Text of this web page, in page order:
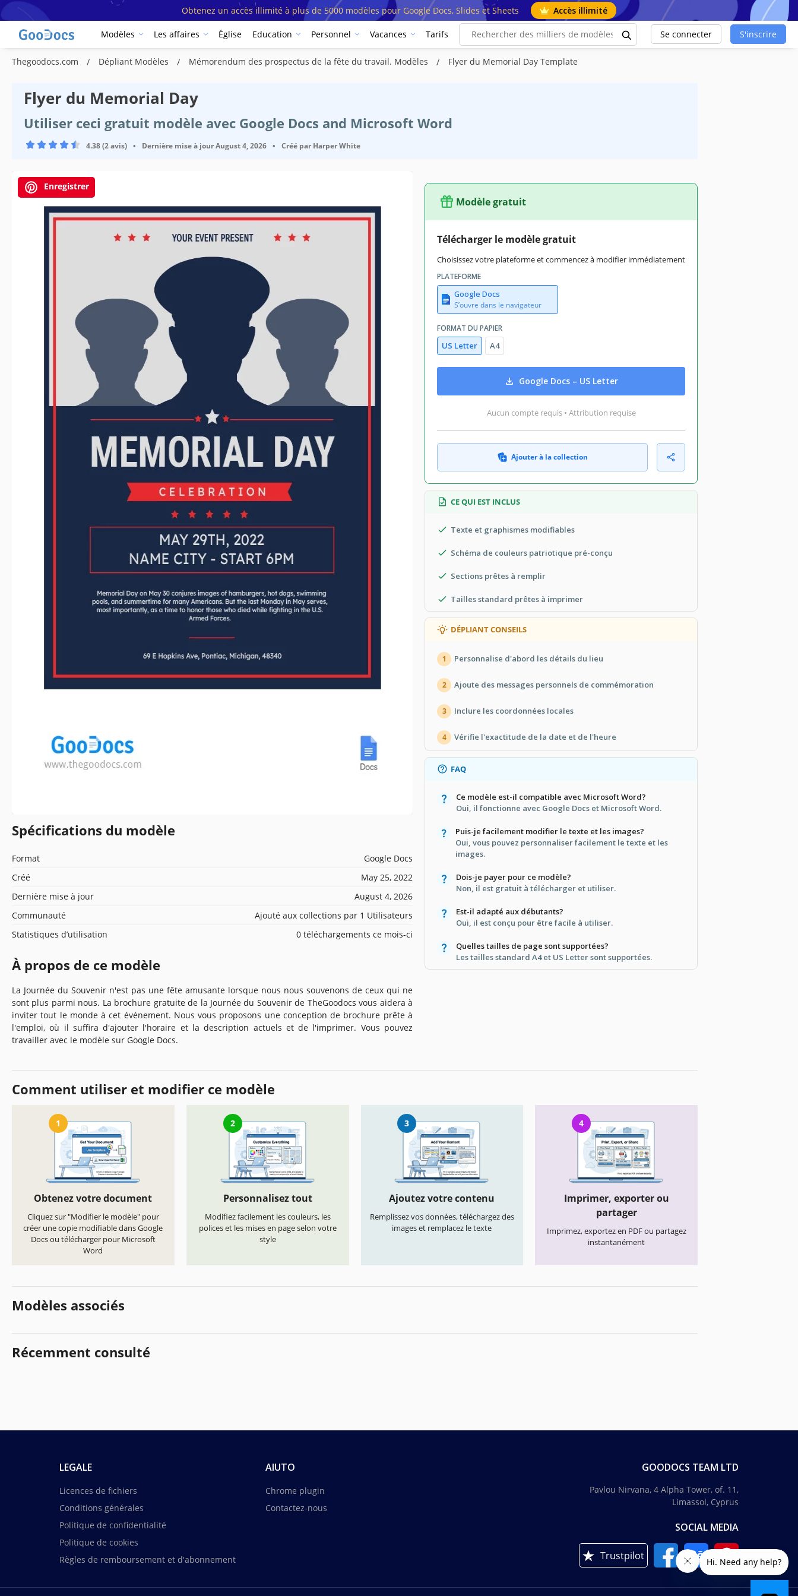
Obtenez un accès illimité à plus de 5000 modèles pour Google Docs, Slides et Sheets Accès illimité
Modèles Les affaires Église Education Personnel Vacances Tarifs Se connecter S'inscrire
Thegoodocs.com Dépliant Modèles Mémorendum des prospectus de la fête du travail. Modèles Flyer du Memorial Day Template
Flyer du Memorial Day
Utiliser ceci gratuit modèle avec Google Docs and Microsoft Word
4.38 (2 avis) • Dernière mise à jourAugust 4, 2026 • Créé par Harper White
Enregistrer
Spécifications du modèle
Format
Google Docs
Créé
May 25, 2022
Dernière mise à jour
August 4, 2026
Communauté
Ajouté aux collections par 1 Utilisateurs
Statistiques d’utilisation
0 téléchargements ce mois-ci
À propos de ce modèle
La Journée du Souvenir n'est pas une fête amusante lorsque nous nous souvenons de ceux qui ne
sont plus parmi nous. La brochure gratuite de la Journée du Souvenir de TheGoodocs vous aidera à
inviter tout le monde à cet événement. Nous vous proposons une conception de brochure prête à
l'emploi, où il suffira d'ajouter l'horaire et la description actuels et de l'imprimer. Vous pouvez
travailler avec le modèle sur Google Docs.
Modèle gratuit
Télécharger le modèle gratuit
Choisissez votre plateforme et commencez à modifier immédiatement
PLATEFORME
Google Docs
S’ouvre dans le navigateur
FORMAT DU PAPIER
US Letter A4
Google Docs – US Letter
Aucun compte requis • Attribution requise
Ajouter à la collection
CE QUI EST INCLUS
Texte et graphismes modifiables
Schéma de couleurs patriotique pré-conçu
Sections prêtes à remplir
Tailles standard prêtes à imprimer
DÉPLIANT CONSEILS
1 Personnalise d'abord les détails du lieu
2 Ajoute des messages personnels de commémoration
3 Inclure les coordonnées locales
4 Vérifie l'exactitude de la date et de l'heure
FAQ
Ce modèle est-il compatible avec Microsoft Word?
Oui, il fonctionne avec Google Docs et Microsoft Word.
Puis-je facilement modifier le texte et les images?
Oui, vous pouvez personnaliser facilement le texte et les
images.
Dois-je payer pour ce modèle?
Non, il est gratuit à télécharger et utiliser.
Est-il adapté aux débutants?
Oui, il est conçu pour être facile à utiliser.
Quelles tailles de page sont supportées?
Les tailles standard A4 et US Letter sont supportées.
Comment utiliser et modifier ce modèle
1
Obtenez votre document
Cliquez sur "Modifier le modèle" pour
créer une copie modifiable dans Google
Docs ou télécharger pour Microsoft
Word
2
Personnalisez tout
Modifiez facilement les couleurs, les
polices et les mises en page selon votre
style
3
Ajoutez votre contenu
Remplissez vos données, téléchargez des
images et remplacez le texte
4
Imprimer, exporter ou
partager
Imprimez, exportez en PDF ou partagez
instantanément
Modèles associés
Récemment consulté
LEGALE
Licences de fichiers
Conditions générales
Politique de confidentialité
Politique de cookies
Règles de remboursement et d'abonnement
AIUTO
Chrome plugin
Contactez-nous
GOODOCS TEAM LTD
Pavlou Nirvana, 4 Alpha Tower, of. 11,
Limassol, Cyprus
SOCIAL MEDIA
Trustpilot